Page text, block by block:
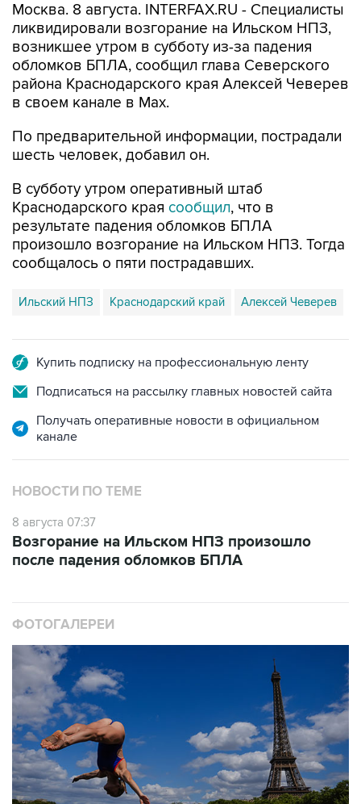
Москва. 8 августа. INTERFAX.RU - Специалисты
ликвидировали возгорание на Ильском НПЗ,
возникшее утром в субботу из-за падения
обломков БПЛА, сообщил глава Северского
района Краснодарского края Алексей Чеверев
в своем канале в Max.
По предварительной информации, пострадали
шесть человек, добавил он.
В субботу утром оперативный штаб
Краснодарского края сообщил, что в
результате падения обломков БПЛА
произошло возгорание на Ильском НПЗ. Тогда
сообщалось о пяти пострадавших.
Ильский НПЗ Краснодарский край Алексей Чеверев
Купить подписку на профессиональную ленту
Подписаться на рассылку главных новостей сайта
Получать оперативные новости в официальном
канале
НОВОСТИ ПО ТЕМЕ
8 августа 07:37
Возгорание на Ильском НПЗ произошло
после падения обломков БПЛА
ФОТОГАЛЕРЕИ